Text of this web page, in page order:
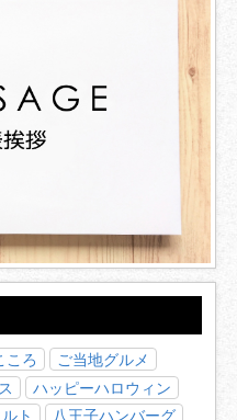
ころ
ご当地グルメ
ハッピーハロウィン
ト 八王子ハンバーグ